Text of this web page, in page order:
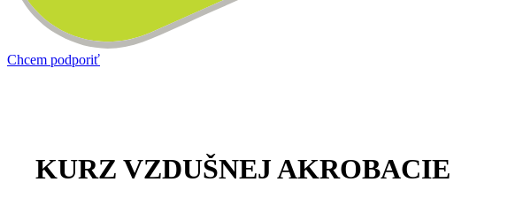
Chcem podporiť
KURZ VZDUŠNEJ AKROBACIE